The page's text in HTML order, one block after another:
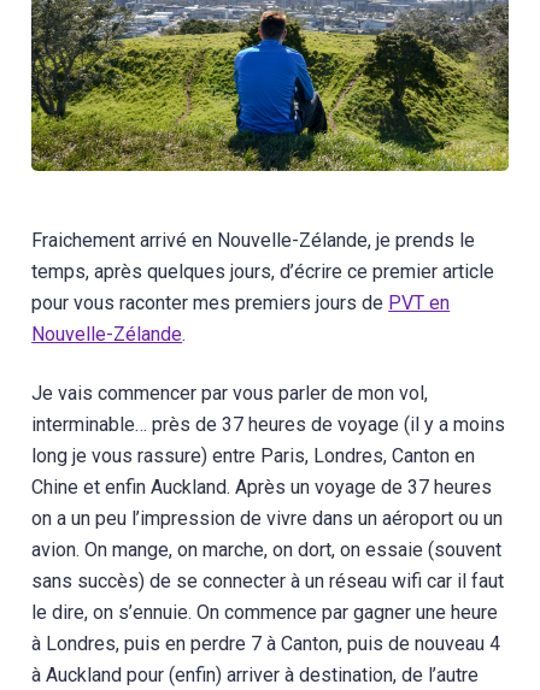
Fraichement arrivé en Nouvelle-Zélande, je prends le
temps, après quelques jours, d’écrire ce premier article
pour vous raconter mes premiers jours de PVT en
Nouvelle-Zélande.
Je vais commencer par vous parler de mon vol,
interminable… près de 37 heures de voyage (il y a moins
long je vous rassure) entre Paris, Londres, Canton en
Chine et enfin Auckland. Après un voyage de 37 heures
on a un peu l’impression de vivre dans un aéroport ou un
avion. On mange, on marche, on dort, on essaie (souvent
sans succès) de se connecter à un réseau wifi car il faut
le dire, on s’ennuie. On commence par gagner une heure
à Londres, puis en perdre 7 à Canton, puis de nouveau 4
à Auckland pour (enfin) arriver à destination, de l’autre